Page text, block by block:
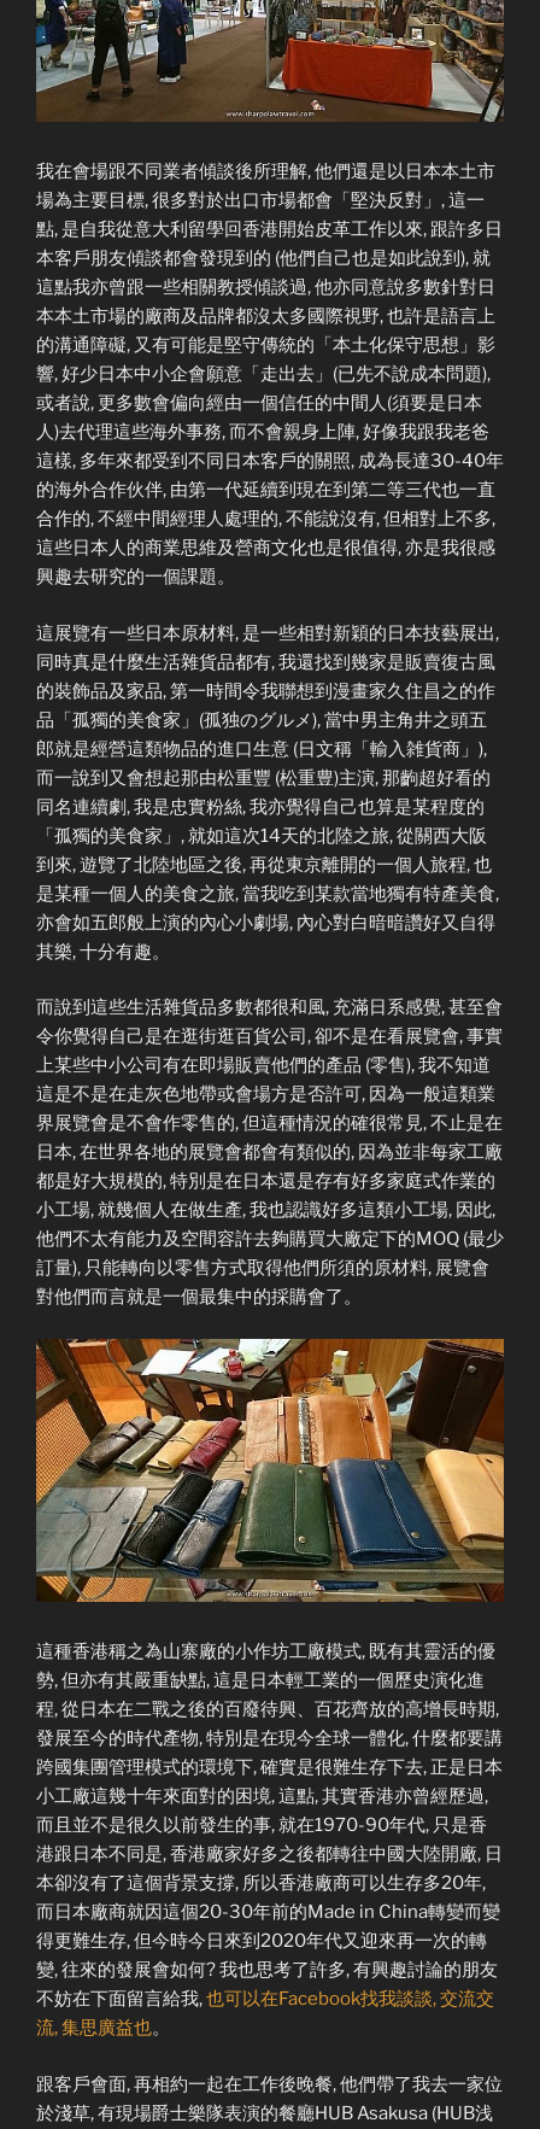
我在會場跟不同業者傾談後所理解, 他們還是以日本本土市
場為主要目標, 很多對於出口市場都會「堅決反對」, 這一
點, 是自我從意大利留學回香港開始皮革工作以來, 跟許多日
本客戶朋友傾談都會發現到的 (他們自己也是如此說到), 就
這點我亦曾跟一些相關教授傾談過, 他亦同意說多數針對日
本本土市場的廠商及品牌都沒太多國際視野, 也許是語言上
的溝通障礙, 又有可能是堅守傳統的「本土化保守思想」影
響, 好少日本中小企會願意「走出去」(已先不說成本問題),
或者說, 更多數會偏向經由一個信任的中間人(須要是日本
人)去代理這些海外事務, 而不會親身上陣, 好像我跟我老爸
這樣, 多年來都受到不同日本客戶的關照, 成為長達30-40年
的海外合作伙伴, 由第一代延續到現在到第二等三代也一直
合作的, 不經中間經理人處理的, 不能說沒有, 但相對上不多,
這些日本人的商業思維及營商文化也是很值得, 亦是我很感
興趣去研究的一個課題。
這展覽有一些日本原材料, 是一些相對新穎的日本技藝展出,
同時真是什麼生活雜貨品都有, 我還找到幾家是販賣復古風
的裝飾品及家品, 第一時間令我聯想到漫畫家久住昌之的作
品「孤獨的美食家」(孤独のグルメ), 當中男主角井之頭五
郎就是經營這類物品的進口生意 (日文稱「輸入雑貨商」),
而一說到又會想起那由松重豐 (松重豊)主演, 那齣超好看的
同名連續劇, 我是忠實粉絲, 我亦覺得自己也算是某程度的
「孤獨的美食家」, 就如這次14天的北陸之旅, 從關西大阪
到來, 遊覽了北陸地區之後, 再從東京離開的一個人旅程, 也
是某種一個人的美食之旅, 當我吃到某款當地獨有特產美食,
亦會如五郎般上演的內心小劇場, 內心對白暗暗讚好又自得
其樂, 十分有趣。
而說到這些生活雜貨品多數都很和風, 充滿日系感覺, 甚至會
令你覺得自己是在逛街逛百貨公司, 卻不是在看展覽會, 事實
上某些中小公司有在即場販賣他們的產品 (零售), 我不知道
這是不是在走灰色地帶或會場方是否許可, 因為一般這類業
界展覽會是不會作零售的, 但這種情況的確很常見, 不止是在
日本, 在世界各地的展覽會都會有類似的, 因為並非每家工廠
都是好大規模的, 特別是在日本還是存有好多家庭式作業的
小工場, 就幾個人在做生產, 我也認識好多這類小工場, 因此,
他們不太有能力及空間容許去夠購買大廠定下的MOQ (最少
訂量), 只能轉向以零售方式取得他們所須的原材料, 展覽會
對他們而言就是一個最集中的採購會了。
這種香港稱之為山寨廠的小作坊工廠模式, 既有其靈活的優
勢, 但亦有其嚴重缺點, 這是日本輕工業的一個歷史演化進
程, 從日本在二戰之後的百廢待興、百花齊放的高增長時期,
發展至今的時代產物, 特別是在現今全球一體化, 什麼都要講
跨國集團管理模式的環境下, 確實是很難生存下去, 正是日本
小工廠這幾十年來面對的困境, 這點, 其實香港亦曾經歷過,
而且並不是很久以前發生的事, 就在1970-90年代, 只是香
港跟日本不同是, 香港廠家好多之後都轉往中國大陸開廠, 日
本卻沒有了這個背景支撐, 所以香港廠商可以生存多20年,
而日本廠商就因這個20-30年前的Made in China轉變而變
得更難生存, 但今時今日來到2020年代又迎來再一次的轉
變, 往來的發展會如何? 我也思考了許多, 有興趣討論的朋友
不妨在下面留言給我,也可以在Facebook找我談談, 交流交
流, 集思廣益也。
跟客戶會面, 再相約一起在工作後晚餐, 他們帶了我去一家位
於淺草, 有現場爵士樂隊表演的餐廳HUB Asakusa (HUB浅